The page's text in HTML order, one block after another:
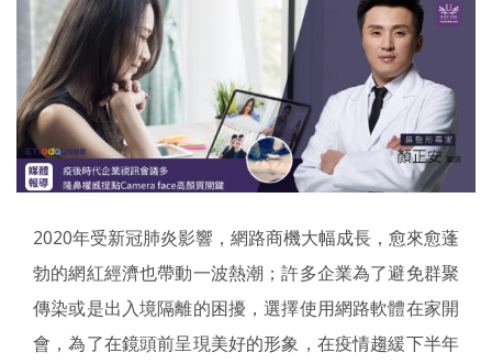
2020年受新冠肺炎影響，網路商機大幅成長，愈來愈蓬
勃的網紅經濟也帶動一波熱潮；許多企業為了避免群聚
傳染或是出入境隔離的困擾，選擇使用網路軟體在家開
會，為了在鏡頭前呈現美好的形象，在疫情趨緩下半年